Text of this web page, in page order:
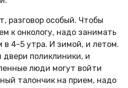
разговор особый. Чтобы
к онкологу, надо занимать
в 4-5 утра. И зимой, и летом.
поликлиники, и
люди могут войти
талончик на прием, надо